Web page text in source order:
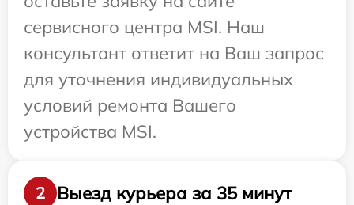
сервисного центра MSI. Наш
консультант ответит на Ваш запрос
для уточнения индивидуальных
условий ремонта Вашего
устройства MSI.
2
Выезд курьера за 35 минут